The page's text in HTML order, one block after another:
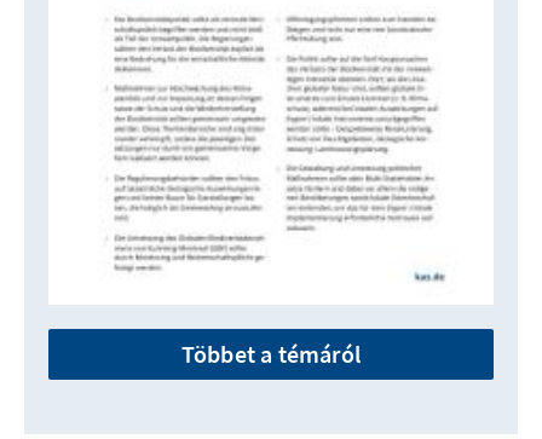
Többet a témáról